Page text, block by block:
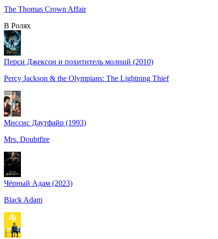
The Thomas Crown Affair
В Ролях
Перси Джексон и похититель молний (2010)
Percy Jackson & the Olympians: The Lightning Thief
Миссис Даутфайр (1993)
Mrs. Doubtfire
Чёрный Адам (2023)
Black Adam